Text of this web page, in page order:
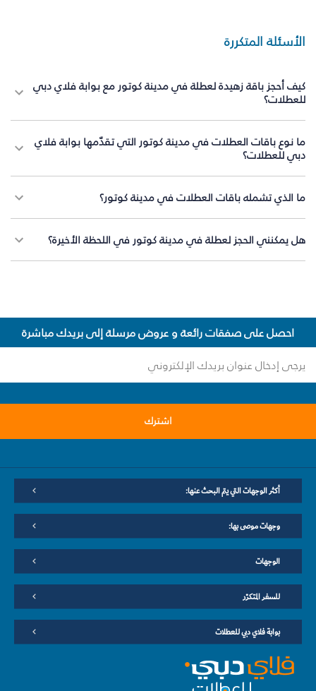
الأسئلة المتكررة
كيف أحجز باقة زهيدة لعطلة في مدينة كوتور مع بوابة فلاي دبي
للعطلات؟
ما نوع باقات العطلات في مدينة كوتور التي تقدّمها بوابة فلاي
دبي للعطلات؟
ما الذي تشمله باقات العطلات في مدينة كوتور؟
هل يمكنني الحجز لعطلة في مدينة كوتور في اللحظة الأخيرة؟
احصل على صفقات رائعة و عروض مرسلة إلى بريدك مباشرة
اشترك
أكثر الوجهات التي يتم البحث عنها:
وجهات موصى بها:
الوجهات
للسفر المتكرّر
بوابة فلاي دبي للعطلات